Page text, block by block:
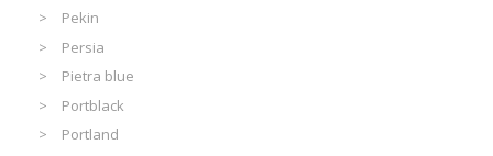
Pekin
Persia
Pietra blue
Portblack
Portland